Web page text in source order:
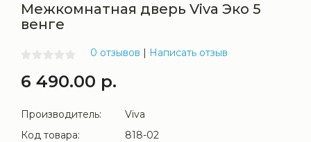
Межкомнатная дверь Viva Эко 5
венге
0 отзывов | Написать отзыв
6 490.00 р.
Производитель:
Viva
Код товара:
818-02